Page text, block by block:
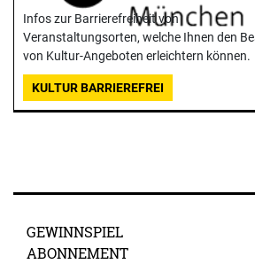
Infos zur Barrierefreiheit von
Veranstaltungsorten, welche Ihnen den
von Kultur-Angeboten erleichtern können.
KULTUR BARRIEREFREI
GEWINNSPIEL
ABONNEMENT